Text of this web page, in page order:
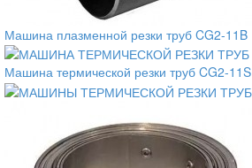
Машина плазменной резки труб CG2-11B
Машина термической резки труб CG2-11S